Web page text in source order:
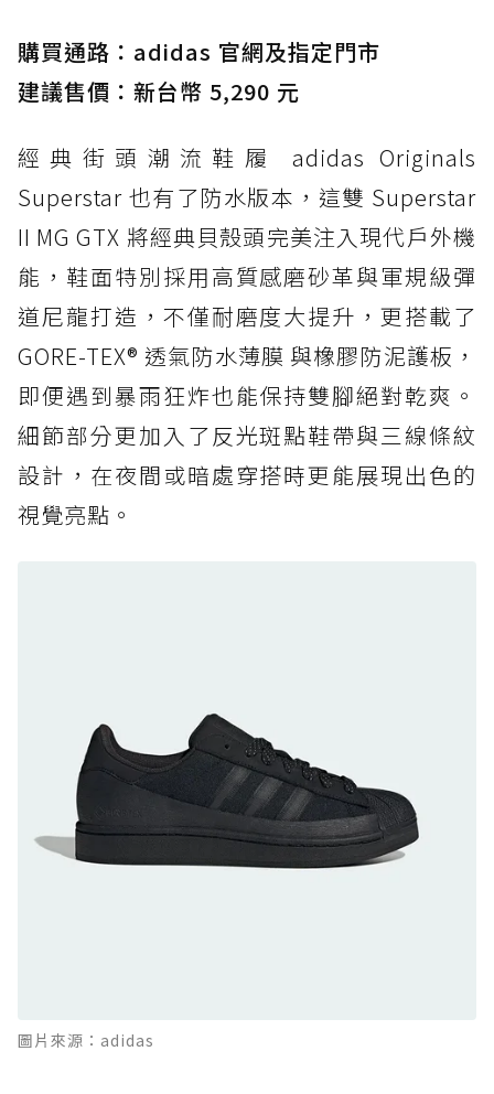
防水鞋推薦 3. Nike Dunk Low GORE-TEX：
經典 Dunk 輪廓加上防水科技，雨天穿搭帥度不
打折
防水鞋推薦 4. ASICS TRABUCO 14 GTX：搭
載 GORE-TEX 隱形貼合科技，全方位防水神鞋
防水鞋推薦 5. Salomon XT-6 GORE-TEX：潮
人必備山系鞋王！防滑、防水與街頭顏值一次攻
頂
防水鞋推薦 6. HOKA Stinson Evo GTX：越野
復刻厚底，GORE-TEX 防水與增高神器一次滿
防水鞋推薦 7. Timberland Motion Access：
黃靴同級頂級防水，輕量化工裝健走鞋雨天必備
防水鞋推薦 7. Timberland Motion Access：
黃靴同級頂級防水，輕量化工裝健走鞋雨天必備
防水鞋推薦 10. PUMA Voyage NITRO™ 4
GORE-TEX：氮氣中底注入，回彈與防滑兼具的
全天候越野跑鞋
防水鞋推薦 11. On Cloudhorizon 2 WP：腳
感軟彈、搭載 Missiongrip™ 的防水輕越野鞋
Boot：馬汀首款雨靴登場，經典八孔加上全防
購買通路：adidas 官網及指定門市
建議售價：新台幣 5,290 元
經典街頭潮流鞋履 adidas Originals
Superstar 也有了防水版本，這雙 Superstar
II MG GTX 將經典貝殼頭完美注入現代戶外機
能，鞋面特別採用高質感磨砂革與軍規級彈
道尼龍打造，不僅耐磨度大提升，更搭載了
GORE-TEX® 透氣防水薄膜 與橡膠防泥護板，
即便遇到暴雨狂炸也能保持雙腳絕對乾爽。
細節部分更加入了反光斑點鞋帶與三線條紋
設計，在夜間或暗處穿搭時更能展現出色的
視覺亮點。
圖片來源：adidas